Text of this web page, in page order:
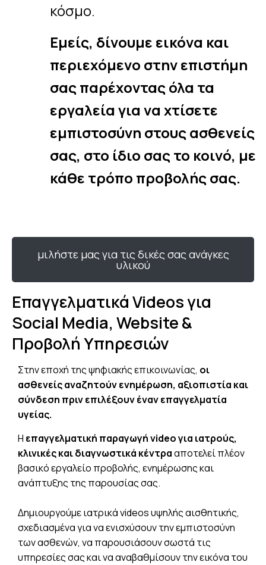
κόσμο.
Εμείς, δίνουμε εικόνα και
περιεχόμενο στην επιστήμη
σας παρέχοντας όλα τα
εργαλεία για να χτίσετε
εμπιστοσύνη στους ασθενείς
σας, στο ίδιο σας το κοινό, με
κάθε τρόπο προβολής σας.
μιλήστε μας για τις δικές σας ανάγκες
υλικού
Επαγγελματικά Videos για
Social Media, Website &
Προβολή Υπηρεσιών
Στην εποχή της ψηφιακής επικοινωνίας, οι
ασθενείς αναζητούν ενημέρωση, αξιοπιστία και
σύνδεση πριν επιλέξουν έναν επαγγελματία
υγείας.
Η επαγγελματική παραγωγή video για ιατρούς,
κλινικές και διαγνωστικά κέντρααποτελεί πλέον
βασικό εργαλείο προβολής, ενημέρωσης και
ανάπτυξης της παρουσίας σας.
Δημιουργούμε ιατρικά videos υψηλής αισθητικής,
σχεδιασμένα για να ενισχύσουν την εμπιστοσύνη
των ασθενών, να παρουσιάσουν σωστά τις
υπηρεσίες σας και να αναβαθμίσουν την εικόνα του